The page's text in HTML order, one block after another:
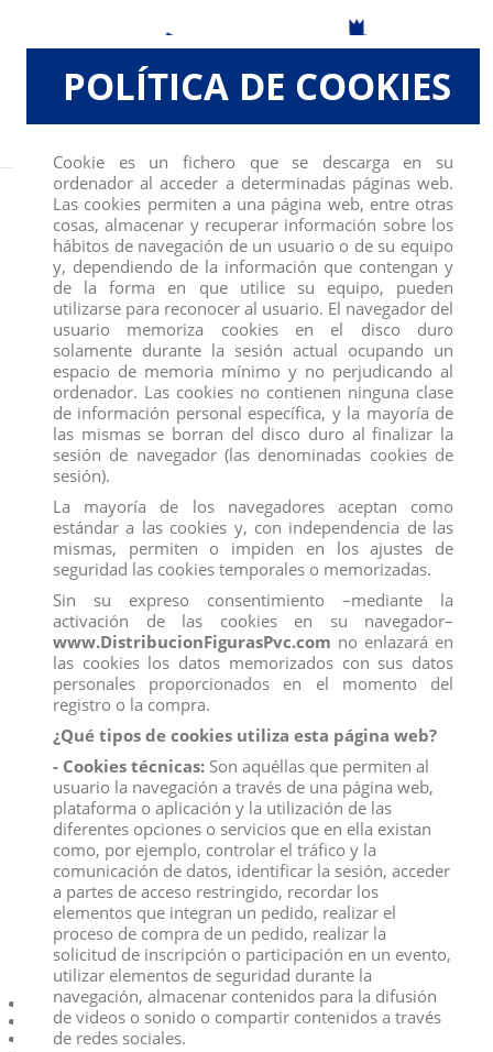
FIGURAS UNICORNIO TERRA
UNICORNIO TERRA
Marca: Schleich
Referencia 70795
El unicornio coleccionable Terra se suma a la manada.
Con un carácter juguetón, el potrillo galopa por el
prado y juega con sus compañeros. Destaca por su
espléndido pelaje azul y detalles verdes. El polvo de
purpurina aporta el acabado perfecto.
Para emocionantes juegos de fantasía.
Diseño detallado
Dimensiones: 16,1 x 2,5 x 12,4 cm
POLÍTICA DE COOKIES
Cookie es un fichero que se descarga en su
ordenador al acceder a determinadas páginas web.
Las cookies permiten a una página web, entre otras
cosas, almacenar y recuperar información sobre los
hábitos de navegación de un usuario o de su equipo
y, dependiendo de la información que contengan y
de la forma en que utilice su equipo, pueden
utilizarse para reconocer al usuario. El navegador del
usuario memoriza cookies en el disco duro
solamente durante la sesión actual ocupando un
espacio de memoria mínimo y no perjudicando al
ordenador. Las cookies no contienen ninguna clase
de información personal específica, y la mayoría de
las mismas se borran del disco duro al finalizar la
sesión de navegador (las denominadas cookies de
sesión).
La mayoría de los navegadores aceptan como
estándar a las cookies y, con independencia de las
mismas, permiten o impiden en los ajustes de
seguridad las cookies temporales o memorizadas.
Sin su expreso consentimiento –mediante la
activación de las cookies en su navegador–
www.DistribucionFigurasPvc.com no enlazará en
las cookies los datos memorizados con sus datos
personales proporcionados en el momento del
registro o la compra.
¿Qué tipos de cookies utiliza esta página web?
- Cookies técnicas: Son aquéllas que permiten al
usuario la navegación a través de una página web,
plataforma o aplicación y la utilización de las
diferentes opciones o servicios que en ella existan
como, por ejemplo, controlar el tráfico y la
comunicación de datos, identificar la sesión, acceder
a partes de acceso restringido, recordar los
elementos que integran un pedido, realizar el
proceso de compra de un pedido, realizar la
solicitud de inscripción o participación en un evento,
utilizar elementos de seguridad durante la
navegación, almacenar contenidos para la difusión
de videos o sonido o compartir contenidos a través
de redes sociales.